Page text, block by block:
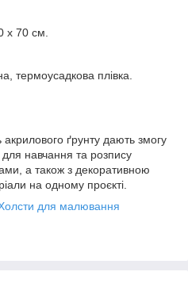
х 70 см.
термоусадкова плівка.
акрилового ґрунту дають змогу
навчання та розпису
а також з декоративною
на одному проєкті.
для малювання